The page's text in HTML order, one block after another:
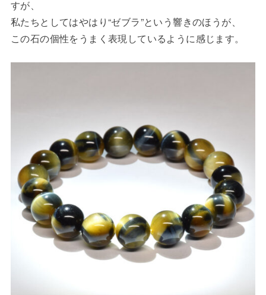
すが、
私たちとしてはやはり“ゼブラ”という響きのほうが、
この石の個性をうまく表現しているように感じます。